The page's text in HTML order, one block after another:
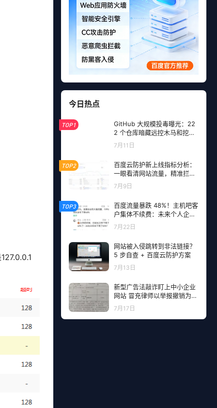
今日热点
TOP1
GitHub 大规模投毒曝光：22
2 个仓库暗藏远控木马和挖矿
程序，开发者成目标
7月11日
TOP2
百度云防护新上线指标分析：
一眼看清网站流量，精准拦截
恶意请求
7月9日
TOP3
百度流量暴跌 48%！主机吧客
户集体不续费：未来个人企业
网站流量从哪里来？
7月22日
网站被入侵跳转到非法链接？
5 步自查 + 百度云防护方案
7月13日
新型广告法敲诈盯上中小企业
网站 冒充律师以举报撤销为由
勒索钱财
7月17日